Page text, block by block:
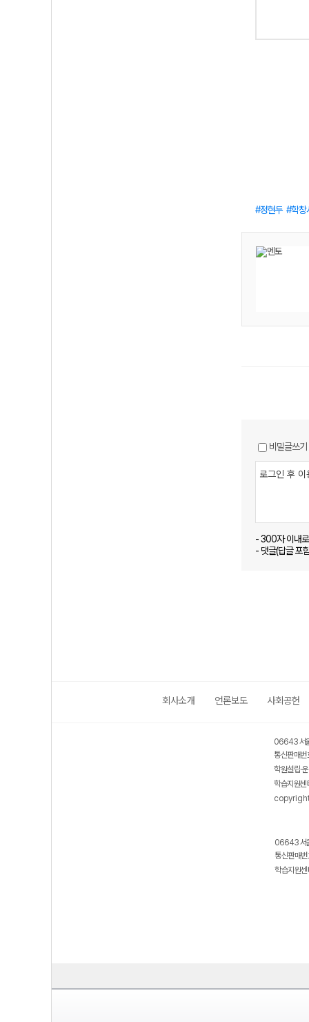
정현두 학창
비밀글쓰기
- 300자 이내
- 댓글(답글 포
회사소개 언론보도 사회공헌
06643 서
통신판매
학원설립·
학습지원
06643 서
통신판매
학습지원